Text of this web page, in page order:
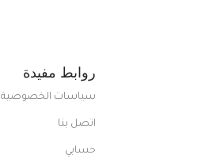
روابط مفيدة
سياسات الخصوصية
اتصل بنا
حسابي